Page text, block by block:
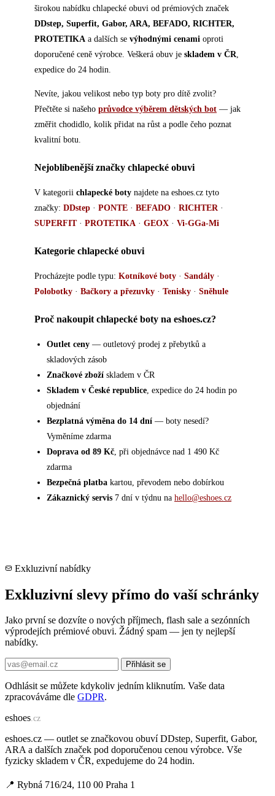
širokou nabídku chlapecké obuvi od prémiových značek
DDstep, Superfit, Gabor, ARA, BEFADO, RICHTER,
PROTETIKA a dalších se výhodnými cenami oproti
doporučené ceně výrobce. Veškerá obuv je skladem v ČR
expedice do 24 hodin.
Nevíte, jakou velikost nebo typ boty pro dítě zvolit?
Přečtěte si našeho průvodce výběrem dětských bot — jak
změřit chodidlo, kolik přidat na růst a podle čeho poznat
kvalitní botu.
Nejoblíbenější značky chlapecké obuvi
V kategorii chlapecké boty najdete na eshoes.cz tyto
značky: DDstep · PONTE · BEFADO · RICHTER ·
SUPERFIT· PROTETIKA · GEOX · Vi-GGa-Mi
Kategorie chlapecké obuvi
Procházejte podle typu: Kotníkové boty · Sandály ·
Polobotky · Bačkory a přezuvky · Tenisky · Sněhule
Proč nakoupit chlapecké boty na eshoes.cz?
Outlet ceny — outletový prodej z přebytků a
skladových zásob
Značkové zboží skladem v ČR
Skladem v České republice , expedice do 24 hodin po
objednání
Bezplatná výměna do 14 dní — boty nesedí?
Vyměníme zdarma
Doprava od 89 Kč , při objednávce nad 1 490 Kč
zdarma
Bezpečná platba kartou, převodem nebo dobírkou
Zákaznický servis 7 dní v týdnu na hello@eshoes.cz
Exkluzivní nabídky
Exkluzivní slevy přímo do vaší schránky
Jako první se dozvíte o nových příjmech, flash sale a sezónních
výprodejích prémiové obuvi. Žádný spam — jen ty nejlepší
nabídky.
Přihlásit se
Odhlásit se můžete kdykoliv jedním kliknutím. Vaše data
zpracováváme dle GDPR.
eshoes.cz
eshoes.cz — outlet se značkovou obuví DDstep, Superfit, Gabor,
ARA a dalších značek pod doporučenou cenou výrobce. Vše
fyzicky skladem v ČR, expedujeme do 24 hodin.
📍 Rybná 716/24, 110 00 Praha 1